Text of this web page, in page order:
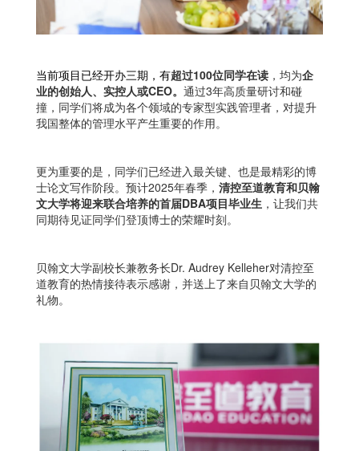
当前项目已经开办三期，有超过100位同学在读 ，均为企
业的创始人、实控人或CEO。 通过3年高质量研讨和碰
撞，同学们将成为各个领域的专家型实践管理者，对提升
我国整体的管理水平产生重要的作用。
更为重要的是，同学们已经进入最关键、也是最精彩的博
士论文写作阶段。预计2025年春季， 清控至道教育和贝翰
文大学将迎来联合培养的首届DBA项目毕业生 ，让我们共
同期待见证同学们登顶博士的荣耀时刻。
贝翰文大学副校长兼教务长Dr. Audrey Kelleher对清控至
道教育的热情接待表示感谢，并送上了来自贝翰文大学的
礼物。